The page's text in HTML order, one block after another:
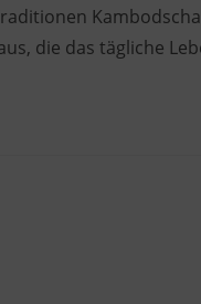
die das tägliche